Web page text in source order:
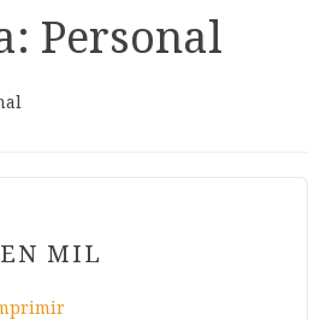
Personal
MIL